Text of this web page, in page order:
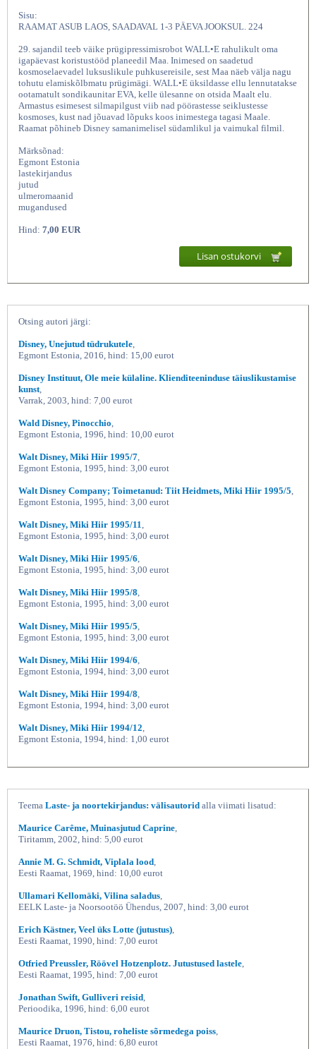
Wall-E Filmiraamat, Disney, Egmont
Sisu:
RAAMAT ASUB LAOS, SAADAVAL 1-3 PÄEVA JOOKSUL. 224
29. sajandil teeb väike prügipressimisrobot WALL•E rahulikult oma
igapäevast koristustööd planeedil Maa. Inimesed on saadetud
kosmoselaevadel luksuslikule puhkusereisile, sest Maa näeb välja nagu
tohutu elamiskõlbmatu prügimägi. WALL•E üksildasse ellu lennutatakse
ootamatult sondikaunitar EVA, kelle ülesanne on otsida Maalt elu.
Armastus esimesest silmapilgust viib nad pöörastesse seiklustesse
kosmoses, kust nad jõuavad lõpuks koos inimestega tagasi Maale.
Raamat põhineb Disney samanimelisel südamlikul ja vaimukal filmil.
Märksõnad:
Egmont Estonia
lastekirjandus
jutud
ulmeromaanid
mugandused
Hind: 7,00 EUR
Lisan ostukorvi
Otsing autori järgi:
Disney, Unejutud tüdrukutele
Egmont Estonia, 2016, hind: 15,00 eurot
Disney Instituut, Ole meie külaline. Klienditeeninduse täiuslikustamise
kunst
Varrak, 2003, hind: 7,00 eurot
Wald Disney, Pinocchio
Egmont Estonia, 1996, hind: 10,00 eurot
Walt Disney, Miki Hiir 1995/7
Egmont Estonia, 1995, hind: 3,00 eurot
Walt Disney Company; Toimetanud: Tiit Heidmets, Miki Hiir 1995/5
Egmont Estonia, 1995, hind: 3,00 eurot
Walt Disney, Miki Hiir 1995/11
Egmont Estonia, 1995, hind: 3,00 eurot
Walt Disney, Miki Hiir 1995/6
Egmont Estonia, 1995, hind: 3,00 eurot
Walt Disney, Miki Hiir 1995/8
Egmont Estonia, 1995, hind: 3,00 eurot
Walt Disney, Miki Hiir 1995/5
Egmont Estonia, 1995, hind: 3,00 eurot
Walt Disney, Miki Hiir 1994/6
Egmont Estonia, 1994, hind: 3,00 eurot
Walt Disney, Miki Hiir 1994/8
Egmont Estonia, 1994, hind: 3,00 eurot
Walt Disney, Miki Hiir 1994/12
Egmont Estonia, 1994, hind: 1,00 eurot
Teema Laste- ja noortekirjandus: välisautorid alla viimati lisatud:
Maurice Carême, Muinasjutud Caprine
Tiritamm, 2002, hind: 5,00 eurot
Annie M. G. Schmidt, Viplala lood
Eesti Raamat, 1969, hind: 10,00 eurot
Ullamari Kellomäki, Vilina saladus
EELK Laste- ja Noorsootöö Ühendus, 2007, hind: 3,00 eurot
Erich Kästner, Veel üks Lotte (jutustus)
Eesti Raamat, 1990, hind: 7,00 eurot
Otfried Preussler, Röövel Hotzenplotz. Jutustused lastele
Eesti Raamat, 1995, hind: 7,00 eurot
Jonathan Swift, Gulliveri reisid
Perioodika, 1996, hind: 6,00 eurot
Maurice Druon, Tistou, roheliste sõrmedega poiss
Eesti Raamat, 1976, hind: 6,80 eurot